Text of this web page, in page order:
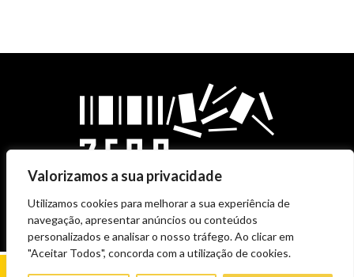
Valorizamos a sua privacidade
Utilizamos cookies para melhorar a sua experiência de
navegação, apresentar anúncios ou conteúdos
personalizados e analisar o nosso tráfego. Ao clicar em
"Aceitar Todos", concorda com a utilização de cookies.